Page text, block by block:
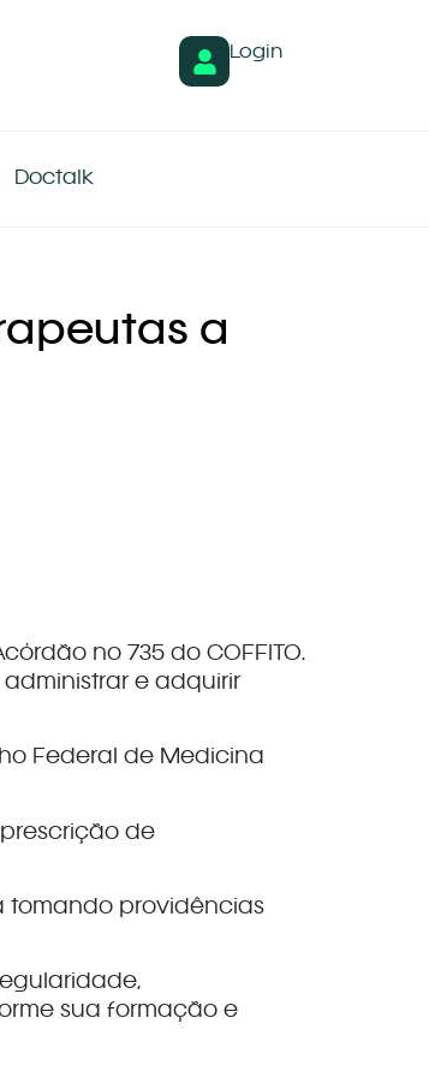
Login
Doctalk
a
nº 735 do COFFITO.
e adquirir
Federal de Medicina
prescrição de
tomando providências
sua formação e